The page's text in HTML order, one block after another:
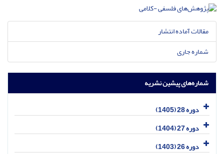
مقالات آماده انتشار
شماره جاری
شماره‌های پیشین نشریه
دوره 28 (1405)
دوره 27 (1404)
دوره 26 (1403)